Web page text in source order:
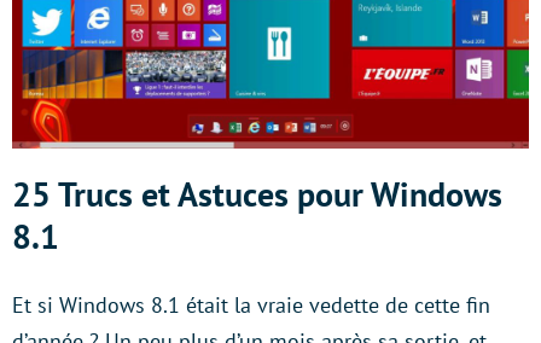
25 Trucs et Astuces pour Windows
8.1
Et si Windows 8.1 était la vraie vedette de cette fin